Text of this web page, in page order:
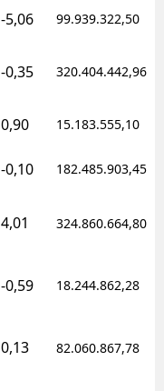
-5,06 99.939.322,50
-0,35 320.404.442,96
0,90 15.183.555,10
-0,10 182.485.903,45
4,01 324.860.664,80
-0,59 18.244.862,28
0,13 82.060.867,78